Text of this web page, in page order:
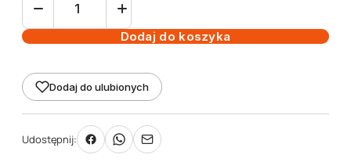
samoprzylepna
x
139
mm,
A6
Dodaj do koszyka
Dodaj do ulubionych
Udostępnij: